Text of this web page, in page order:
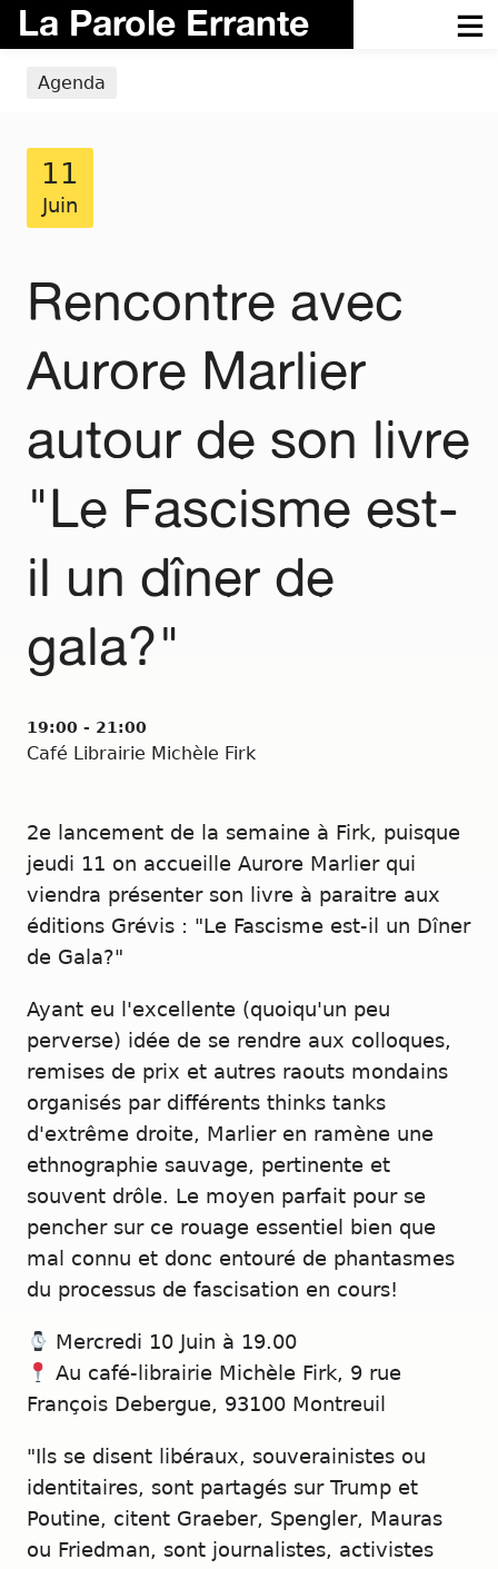
La Parole Errante
Agenda
11
Juin
Rencontre avec
Aurore Marlier
autour de son livre
"Le Fascisme est-
il un dîner de
gala?"
19:00 - 21:00
Café Librairie Michèle Firk
2e lancement de la semaine à Firk, puisque
jeudi 11 on accueille Aurore Marlier qui
viendra présenter son livre à paraitre aux
éditions Grévis : "Le Fascisme est-il un Dîner
de Gala?"
Ayant eu l'excellente (quoiqu'un peu
perverse) idée de se rendre aux colloques,
remises de prix et autres raouts mondains
organisés par différents thinks tanks
d'extrême droite, Marlier en ramène une
ethnographie sauvage, pertinente et
souvent drôle. Le moyen parfait pour se
pencher sur ce rouage essentiel bien que
mal connu et donc entouré de phantasmes
du processus de fascisation en cours!
Mercredi 10 Juin à 19.00
Au café-librairie Michèle Firk, 9 rue
François Debergue, 93100 Montreuil
"Ils se disent libéraux, souverainistes ou
identitaires, sont partagés sur Trump et
Poutine, citent Graeber, Spengler, Mauras
ou Friedman, sont journalistes, activistes